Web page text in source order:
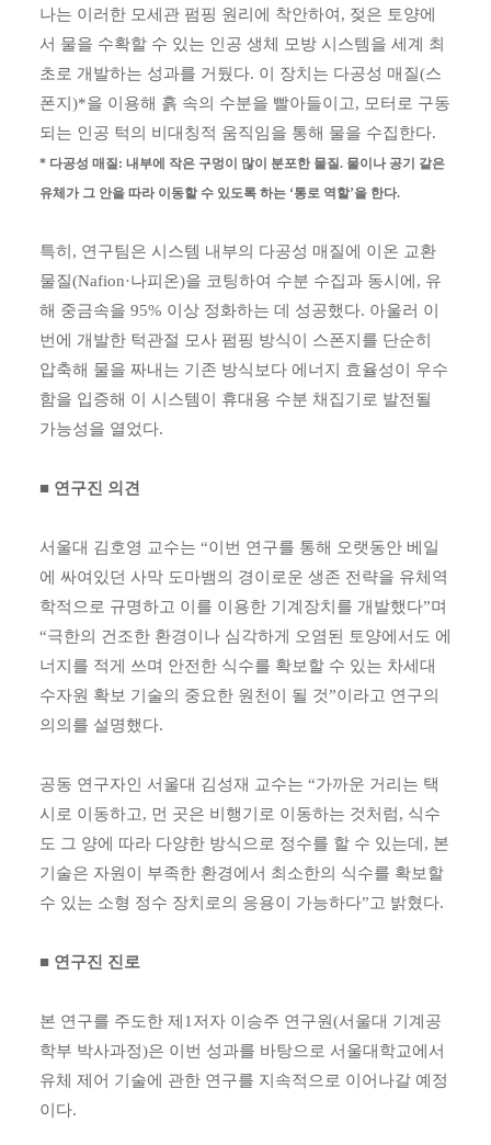
나는 이러한 모세관 펌핑 원리에 착안하여, 젖은 토양에
서 물을 수확할 수 있는 인공 생체 모방 시스템을 세계 최
초로 개발하는 성과를 거뒀다. 이 장치는 다공성 매질(스
폰지)*을 이용해 흙 속의 수분을 빨아들이고, 모터로 구동
되는 인공 턱의 비대칭적 움직임을 통해 물을 수집한다.
* 다공성 매질: 내부에 작은 구멍이 많이 분포한 물질. 물이나 공기 같은
유체가 그 안을 따라 이동할 수 있도록 하는 ‘통로 역할’을 한다.
특히, 연구팀은 시스템 내부의 다공성 매질에 이온 교환
물질(Nafion·나피온)을 코팅하여 수분 수집과 동시에, 유
해 중금속을 95% 이상 정화하는 데 성공했다. 아울러 이
번에 개발한 턱관절 모사 펌핑 방식이 스폰지를 단순히
압축해 물을 짜내는 기존 방식보다 에너지 효율성이 우수
함을 입증해 이 시스템이 휴대용 수분 채집기로 발전될
가능성을 열었다.
■ 연구진 의견
서울대 김호영 교수는 “이번 연구를 통해 오랫동안 베일
에 싸여있던 사막 도마뱀의 경이로운 생존 전략을 유체역
학적으로 규명하고 이를 이용한 기계장치를 개발했다”며
“극한의 건조한 환경이나 심각하게 오염된 토양에서도 에
너지를 적게 쓰며 안전한 식수를 확보할 수 있는 차세대
수자원 확보 기술의 중요한 원천이 될 것”이라고 연구의
의의를 설명했다.
공동 연구자인 서울대 김성재 교수는 “가까운 거리는 택
시로 이동하고, 먼 곳은 비행기로 이동하는 것처럼, 식수
도 그 양에 따라 다양한 방식으로 정수를 할 수 있는데, 본
기술은 자원이 부족한 환경에서 최소한의 식수를 확보할
수 있는 소형 정수 장치로의 응용이 가능하다”고 밝혔다.
■ 연구진 진로
본 연구를 주도한 제1저자 이승주 연구원(서울대 기계공
학부 박사과정)은 이번 성과를 바탕으로 서울대학교에서
유체 제어 기술에 관한 연구를 지속적으로 이어나갈 예정
이다.